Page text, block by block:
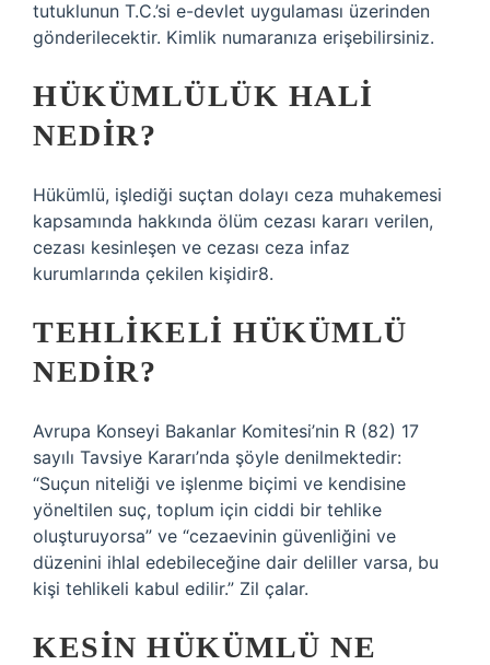
tutuklunun T.C.’si e-devlet uygulaması üzerinden
gönderilecektir. Kimlik numaranıza erişebilirsiniz.
HÜKÜMLÜLÜK HALI
NEDIR?
Hükümlü, işlediği suçtan dolayı ceza muhakemesi
kapsamında hakkında ölüm cezası kararı verilen,
cezası kesinleşen ve cezası ceza infaz
kurumlarında çekilen kişidir8.
TEHLIKELI HÜKÜMLÜ
NEDIR?
Avrupa Konseyi Bakanlar Komitesi’nin R (82) 17
sayılı Tavsiye Kararı’nda şöyle denilmektedir:
“Suçun niteliği ve işlenme biçimi ve kendisine
yöneltilen suç, toplum için ciddi bir tehlike
oluşturuyorsa” ve “cezaevinin güvenliğini ve
düzenini ihlal edebileceğine dair deliller varsa, bu
kişi tehlikeli kabul edilir.” Zil çalar.
KESIN HÜKÜMLÜ NE